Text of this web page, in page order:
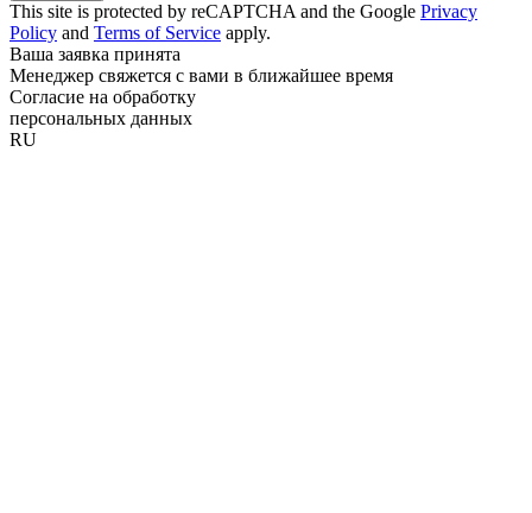
This site is protected by reCAPTCHA and the Google Privacy
Policy and Terms of Service apply.
Ваша заявка принята
Менеджер свяжется с вами в ближайшее время
Согласие на обработку
персональных данных
RU